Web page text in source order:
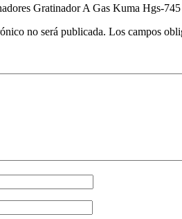
Gratinador A Gas Kuma Hgs-
no será publicada. Los campos